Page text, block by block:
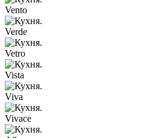
Vento
Verde
Vetro
Vista
Viva
Vivace